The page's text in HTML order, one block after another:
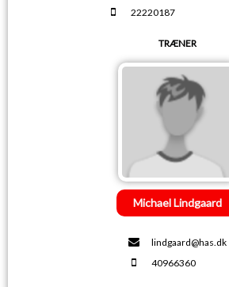
22220187
TRÆNER
Michael Lindgaard
lindgaard@has.dk
40966360